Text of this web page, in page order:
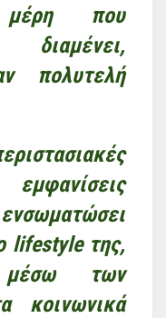
που
διαμένει,
πολυτελή
lifestyle της,
των
κοινωνικά